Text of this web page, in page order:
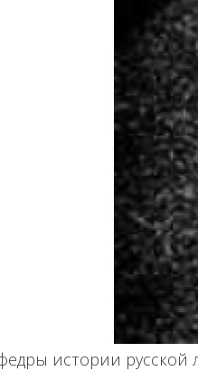
истории русской